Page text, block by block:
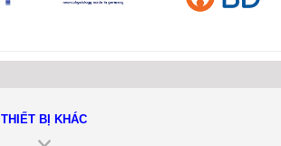
THIẾT BỊ KHÁC